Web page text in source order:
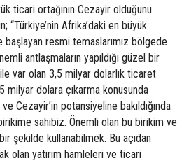
ticari ortağının Cezayir olduğunu
“Türkiye’nin Afrika’daki en büyük
resmi temaslarımız bölgede
antlaşmaların yapıldığı güzel bir
var olan 3,5 milyar dolarlık ticaret
milyar dolara çıkarma konusunda
Cezayir’in potansiyeline bakıldığında
sahibiz. Önemli olan bu birikim ve
şekilde kullanabilmek. Bu açıdan
olan yatırım hamleleri ve ticari